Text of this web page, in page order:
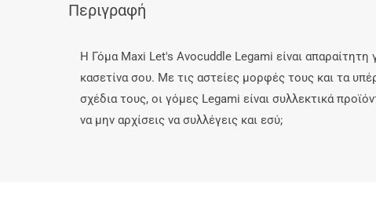
Περιγραφή
Η Γόμα Maxi Let's Avocuddle Legami είναι απαραίτητη
κασετίνα σου. Με τις αστείες μορφές τους και τα
σχέδια τους, οι γόμες Legami είναι συλλεκτικά
να μην αρχίσεις να συλλέγεις και εσύ;